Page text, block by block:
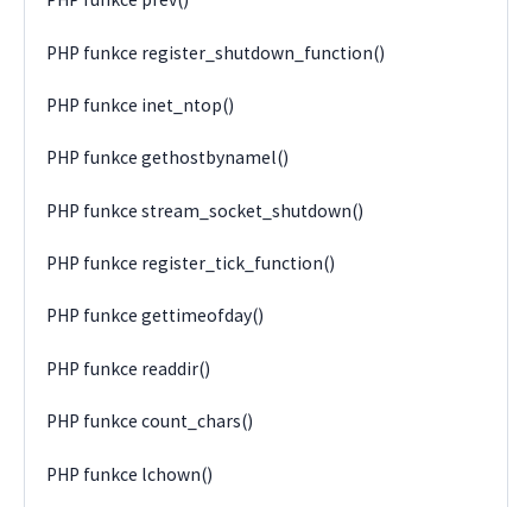
PHP funkce register_shutdown_function()
PHP funkce inet_ntop()
PHP funkce gethostbynamel()
PHP funkce stream_socket_shutdown()
PHP funkce register_tick_function()
PHP funkce gettimeofday()
PHP funkce readdir()
PHP funkce count_chars()
PHP funkce lchown()